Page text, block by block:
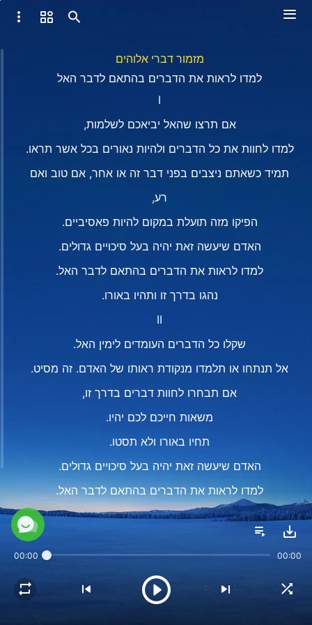
מזמור דברי אלוהים
למדו לראות את הדברים בהתאם לדבר האל
I
אם תרצו שהאל יביאכם לשלמות,
למדו לחוות את כל הדברים ולהיות נאורים בכל אשר תראו.
תמיד כשאתם ניצבים בפני דבר זה או אחר, אם טוב ואם
רע,
הפיקו מזה תועלת במקום להיות פאסיביים.
האדם שיעשה זאת יהיה בעל סיכויים גדולים.
למדו לראות את הדברים בהתאם לדבר האל.
נהגו בדרך זו ותהיו באורו.
II
שקלו כל הדברים העומדים לימין האל.
אל תנתחו או תלמדו מנקודת ראותו של האדם. זה מסיט.
אם תבחרו לחוות דברים בדרך זו,
משאות חייכם לכם יהיו.
תחיו באורו ולא תסטו.
האדם שיעשה זאת יהיה בעל סיכויים גדולים.
למדו לראות את הדברים בהתאם לדבר האל.
נהגו בדרך זו ואתם תהיו באורו.
00:00 00:00